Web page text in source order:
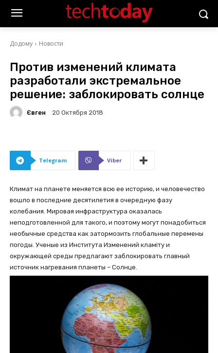
Додому Новости
Против изменений климата
разработали экстремальное
решение: заблокировать солнце
Євген 20 Октября 2018
Telegram Viber
Климат на планете меняется всю ее историю, и человечество
вошло в последние десятилетия в очередную фазу
колебания. Мировая инфраструктура оказалась
неподготовленной для такого, и поэтому могут понадобиться
необычные средства как затормозить глобальные перемены
погоды. Ученые из Института Изменений кламіту и
окружающей среды предлагают заблокировать главный
источник нагревания планеты – Солнце.